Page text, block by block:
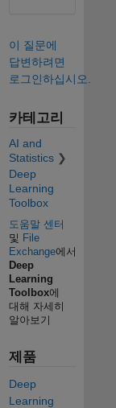
이 질문에
답변하려면
로그인하십시오.
카테고리
AI and
Statistics
Deep
Learning
Toolbox
도움말 센터
및 File
Exchange에서
Deep
Learning
Toolbox에
대해 자세히
알아보기
제품
Deep
Learning